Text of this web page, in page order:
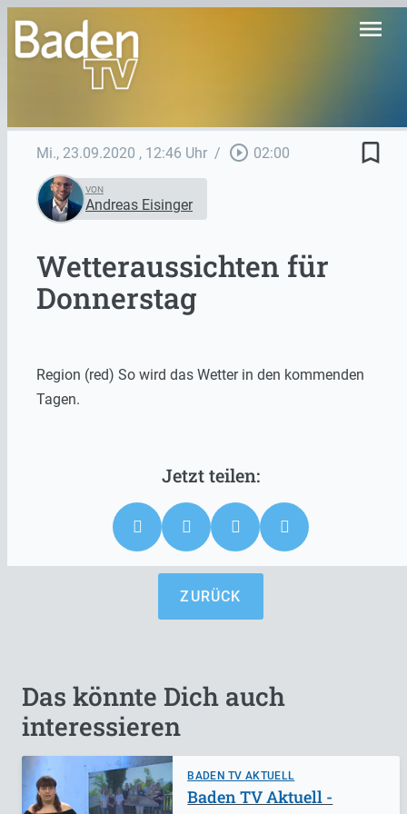
menu
Mi., 23.09.2020 , 12:46 Uhr / play_circle_outline 02:00 bookmark_border
VON
Andreas Eisinger
Wetteraussichten für
Donnerstag
Region (red) So wird das Wetter in den kommenden
Tagen.
ZURÜCK
Das könnte Dich auch
interessieren
BADEN TV AKTUELL
Baden TV Aktuell -